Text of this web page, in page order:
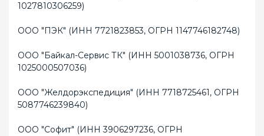
1027810306259)
ООО "ПЭК" (ИНН 7721823853, ОГРН 1147746182748)
ООО "Байкал-Сервис ТК" (ИНН 5001038736, ОГРН
1025000507036)
ООО "Желдорэкспедиция" (ИНН 7718725461, ОГРН
5087746239840)
ООО "Софит" (ИНН 3906297236, ОГРН